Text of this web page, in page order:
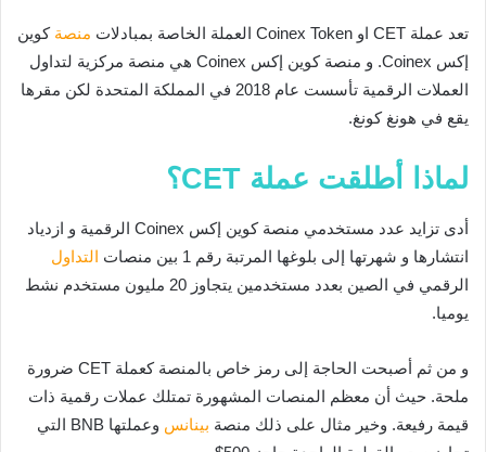
تعد عملة CET او Coinex Token العملة الخاصة بمبادلات منصة كوين
إكس Coinex. و منصة كوين إكس Coinex هي منصة مركزية لتداول
العملات الرقمية تأسست عام 2018 في المملكة المتحدة لكن مقرها
يقع في هونغ كونغ.
لماذا أطلقت عملة CET؟
أدى تزايد عدد مستخدمي منصة كوين إكس Coinex الرقمية و ازدياد
انتشارها و شهرتها إلى بلوغها المرتبة رقم 1 بين منصات
التداول
الرقمي في الصين بعدد مستخدمين يتجاوز 20 مليون مستخدم نشط
يوميا.
و من ثم أصبحت الحاجة إلى رمز خاص بالمنصة كعملة CET ضرورة
ملحة. حيث أن معظم المنصات المشهورة تمتلك عملات رقمية ذات
قيمة رفيعة. وخير مثال على ذلك منصة بينانس
وعملتها BNB التي